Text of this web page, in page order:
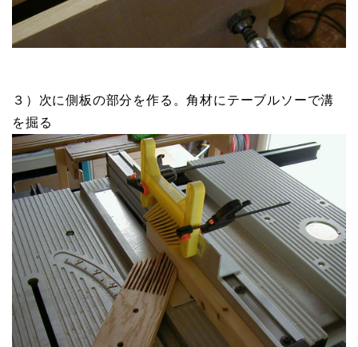
３）次に側板の部分を作る。角材にテーブルソーで溝
を掘る